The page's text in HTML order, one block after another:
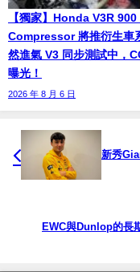
【獨家】Honda V3R 900
Compressor 將推衍生車
然進氣 V3 同步測試中，
曝光！
2026 年 8 月 6 日
新秀
EWC與Dunlop的長